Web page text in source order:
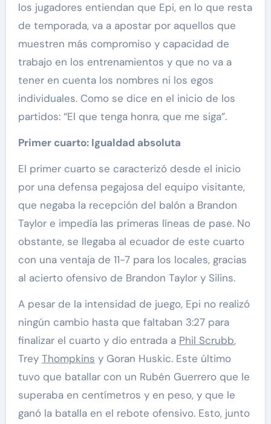
los jugadores entiendan que Epi, en lo que resta
de temporada, va a apostar por aquellos que
muestren más compromiso y capacidad de
trabajo en los entrenamientos y que no va a
tener en cuenta los nombres ni los egos
individuales. Como se dice en el inicio de los
partidos: “El que tenga honra, que me siga”.
Primer cuarto: Igualdad absoluta
El primer cuarto se caracterizó desde el inicio
por una defensa pegajosa del equipo visitante,
que negaba la recepción del balón a Brandon
Taylor e impedía las primeras líneas de pase. No
obstante, se llegaba al ecuador de este cuarto
con una ventaja de 11-7 para los locales, gracias
al acierto ofensivo de Brandon Taylor y Silins.
A pesar de la intensidad de juego, Epi no realizó
ningún cambio hasta que faltaban 3:27 para
finalizar el cuarto y dio entrada a Phil Scrubb,
Trey Thompkins y Goran Huskic. Este último
tuvo que batallar con un Rubén Guerrero que le
superaba en centímetros y en peso, y que le
ganó la batalla en el rebote ofensivo. Esto, junto